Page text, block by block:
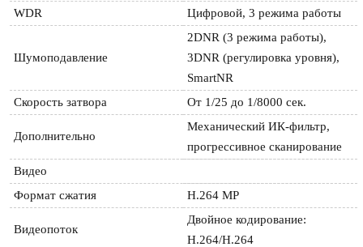
WDR
Цифровой, 3 режима работы
Шумоподавление
2DNR (3 режима работы),
3DNR (регулировка уровня),
SmartNR
Скорость затвора
От 1/25 до 1/8000 сек.
Дополнительно
Механический ИК-фильтр,
прогрессивное сканирование
Видео
Формат сжатия
H.264 MP
Видеопоток
Двойное кодирование:
H.264/H.264